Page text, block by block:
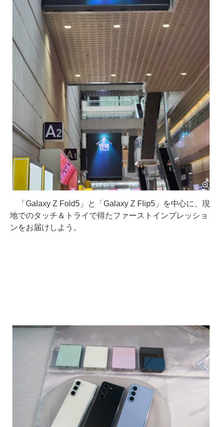
「Galaxy Z Fold5」と「Galaxy Z Flip5」を中心に、現
地でのタッチ＆トライで得たファーストインプレッショ
ンをお届けしよう。